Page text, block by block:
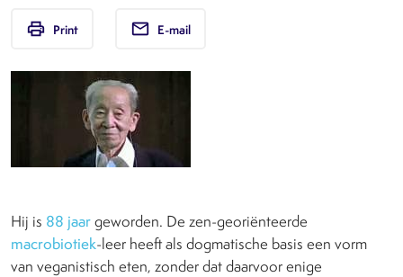
print Print email E-mail
Hij is 88 jaargeworden. De zen-georiënteerde
macrobiotiek-leer heeft als dogmatische basis een vorm
van veganistisch eten, zonder dat daarvoor enige